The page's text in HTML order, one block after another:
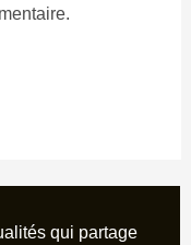
qui partage